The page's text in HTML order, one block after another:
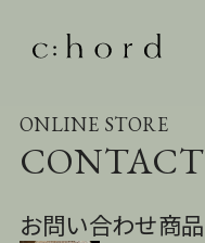
ONLINE STORE
CONTACT
お問い合わせ商品